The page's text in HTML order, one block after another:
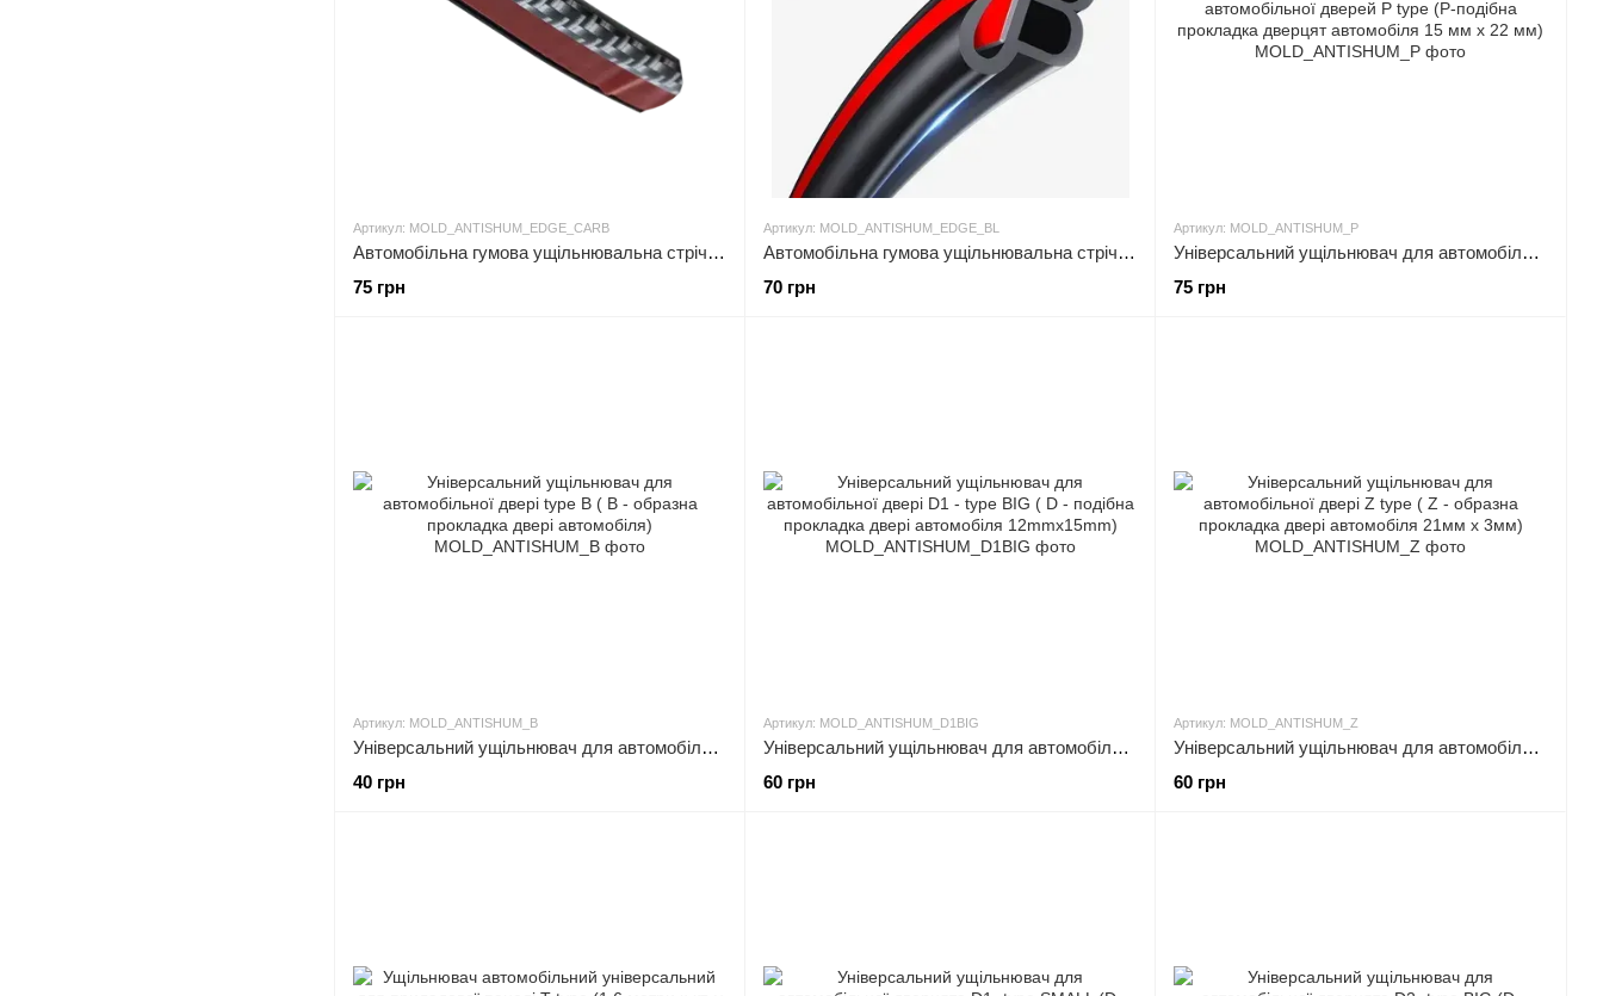
Артикул: MOLD_ANTISHUM_EDGE_CARB
Автомобільна гумова ущільнювальна стрічка антишум із захистом крайки дверей JB — type (КАРБОНОВА крайка)
75 грн
Артикул: MOLD_ANTISHUM_EDGE_BL
Автомобільна гумова ущільнювальна стрічка антишум із захистом крайки дверей JB — type (Чорна крайка)
70 грн
Артикул: MOLD_ANTISHUM_P
Універсальний ущільнювач для автомобільної дверей P type (P-подібна прокладка дверцят автомобіля 15 мм х 22 мм)
75 грн
Артикул: MOLD_ANTISHUM_B
Універсальний ущільнювач для автомобільної двері type B ( B - образна прокладка двері автомобіля)
40 грн
Артикул: MOLD_ANTISHUM_D1BIG
Універсальний ущільнювач для автомобільної двері D1 - type BIG ( D - подібна прокладка двері автомобіля 12mmx15mm)
60 грн
Артикул: MOLD_ANTISHUM_Z
Універсальний ущільнювач для автомобільної двері Z type ( Z - образна прокладка двері автомобіля 21мм х 3мм)
60 грн